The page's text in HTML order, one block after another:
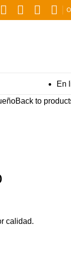
En
Back to
calidad.